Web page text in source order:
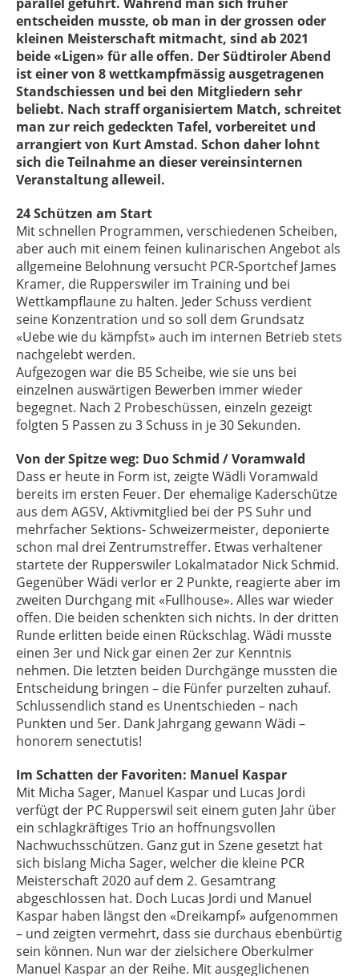
entscheiden musste, ob man in der grossen oder
kleinen Meisterschaft mitmacht, sind ab 2021
beide «Ligen» für alle offen. Der Südtiroler Abend
ist einer von 8 wettkampfmässig ausgetragenen
Standschiessen und bei den Mitgliedern sehr
beliebt. Nach straff organisiertem Match, schreitet
man zur reich gedeckten Tafel, vorbereitet und
arrangiert von Kurt Amstad. Schon daher lohnt
sich die Teilnahme an dieser vereinsinternen
Veranstaltung alleweil.
24 Schützen am Start
Mit schnellen Programmen, verschiedenen Scheiben,
aber auch mit einem feinen kulinarischen Angebot als
allgemeine Belohnung versucht PCR-Sportchef James
Kramer, die Rupperswiler im Training und bei
Wettkampflaune zu halten. Jeder Schuss verdient
seine Konzentration und so soll dem Grundsatz
«Uebe wie du kämpfst» auch im internen Betrieb stets
nachgelebt werden.
Aufgezogen war die B5 Scheibe, wie sie uns bei
einzelnen auswärtigen Bewerben immer wieder
begegnet. Nach 2 Probeschüssen, einzeln gezeigt
folgten 5 Passen zu 3 Schuss in je 30 Sekunden.
Von der Spitze weg: Duo Schmid / Voramwald
Dass er heute in Form ist, zeigte Wädli Voramwald
bereits im ersten Feuer. Der ehemalige Kaderschütze
aus dem AGSV, Aktivmitglied bei der PS Suhr und
mehrfacher Sektions- Schweizermeister, deponierte
schon mal drei Zentrumstreffer. Etwas verhaltener
startete der Rupperswiler Lokalmatador Nick Schmid.
Gegenüber Wädi verlor er 2 Punkte, reagierte aber im
zweiten Durchgang mit «Fullhouse». Alles war wieder
offen. Die beiden schenkten sich nichts. In der dritten
Runde erlitten beide einen Rückschlag. Wädi musste
einen 3er und Nick gar einen 2er zur Kenntnis
nehmen. Die letzten beiden Durchgänge mussten die
Entscheidung bringen – die Fünfer purzelten zuhauf.
Schlussendlich stand es Unentschieden – nach
Punkten und 5er. Dank Jahrgang gewann Wädi –
honorem senectutis!
Im Schatten der Favoriten: Manuel Kaspar
Mit Micha Sager, Manuel Kaspar und Lucas Jordi
verfügt der PC Rupperswil seit einem guten Jahr über
ein schlagkräftiges Trio an hoffnungsvollen
Nachwuchsschützen. Ganz gut in Szene gesetzt hat
sich bislang Micha Sager, welcher die kleine PCR
Meisterschaft 2020 auf dem 2. Gesamtrang
abgeschlossen hat. Doch Lucas Jordi und Manuel
Kaspar haben längst den «Dreikampf» aufgenommen
– und zeigten vermehrt, dass sie durchaus ebenbürtig
sein können. Nun war der zielsichere Oberkulmer
Manuel Kaspar an der Reihe. Mit ausgeglichenen